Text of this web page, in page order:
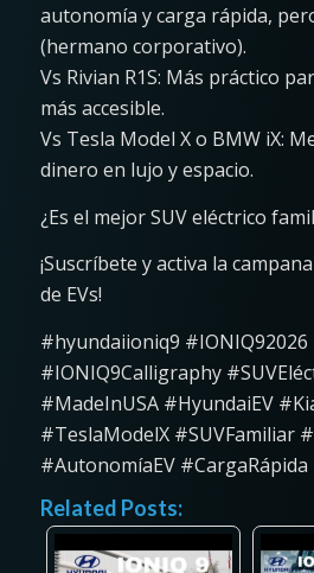
autonomía y carga rápida,
(hermano corporativo).
Vs Rivian R1S: Más práctico
más accesible.
Vs Tesla Model X o BMW iX:
dinero en lujo y espacio.
¿Es el mejor SUV eléctrico
¡Suscríbete y activa la
de EVs!
#hyundaiioniq9 #IONIQ92026
#IONIQ9Calligraphy
#MadeInUSA #HyundaiEV
#TeslaModelX #SUVFamiliar
#AutonomíaEV
Related Posts: